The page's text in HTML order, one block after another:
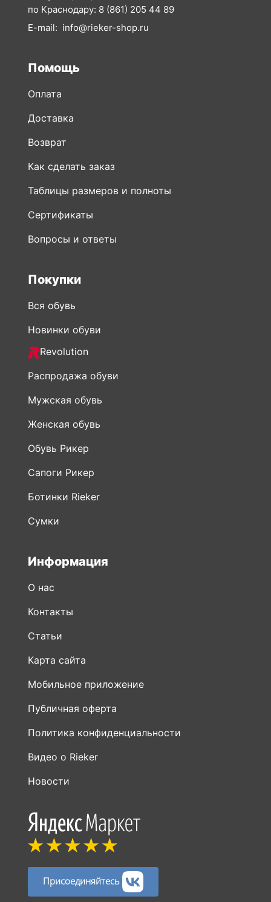
по Краснодару: 8 (861) 205 44 89
E-mail: info@rieker-shop.ru
Помощь
Оплата
Доставка
Возврат
Как сделать заказ
Таблицы размеров и полноты
Сертификаты
Вопросы и ответы
Покупки
Вся обувь
Новинки обуви
Revolution
Распродажа обуви
Мужская обувь
Женская обувь
Обувь Рикер
Сапоги Рикер
Ботинки Rieker
Сумки
Информация
О нас
Контакты
Статьи
Карта сайта
Мобильное приложение
Публичная оферта
Политика конфиденциальности
Видео о Rieker
Новости
Присоединяйтесь